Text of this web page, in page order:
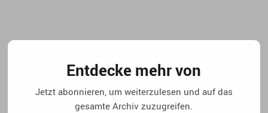
Entdecke mehr von
Jetzt abonnieren, um weiterzulesen und auf das
gesamte Archiv zuzugreifen.